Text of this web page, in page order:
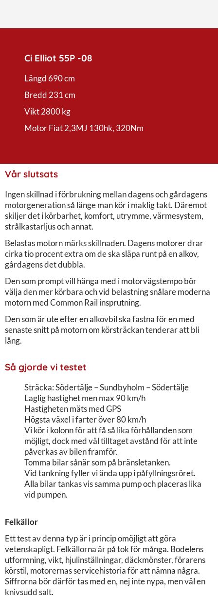
Ci Elliot 55P -08
Längd 690 cm
Bredd 231 cm
Vikt 2800 kg
Motor Fiat 2,3MJ 130hk, 320Nm
Vår slutsats
Ingen skillnad i förbrukning mellan dagens och gårdagens
motorgeneration så länge man kör i maklig takt. Däremot
skiljer det i körbarhet, komfort, utrymme, värmesystem,
strålkastarljus och annat.
Belastas motorn märks skillnaden. Dagens motorer drar
cirka tio procent extra om de ska släpa runt på en alkov,
gårdagens det dubbla.
Den som prompt vill hänga med i motorvägstempo bör
välja den mer körbara och vid belastning snålare moderna
motorn med Common Rail insprutning.
Den som är ute efter en alkovbil ska fastna för en med
senaste snitt på motorn om körsträckan tenderar att bli
lång.
Så gjorde vi testet
Sträcka: Södertälje – Sundbyholm – Södertälje
Laglig hastighet men max 90 km/h
Hastigheten mäts med GPS
Högsta växel i farter över 80 km/h
Vi kör i kolonn för att få så lika förhållanden som
möjligt, dock med väl tilltaget avstånd för att inte
påverkas av bilen framför.
Tomma bilar sånär som på bränsletanken.
Vid tankning fyller vi ända upp i påfyllningsröret.
Alla bilar tankas vis samma pump och placeras lika
vid pumpen.
Felkällor
Ett test av denna typ är i princip omöjligt att göra
vetenskapligt. Felkällorna är på tok för många. Bodelens
utformning, vikt, hjulinställningar, däckmönster, förarens
körstil, motorernas servicehistoria för att nämna några.
Siffrorna bör därför tas med en, nej inte nypa, men väl en
knivsudd salt.